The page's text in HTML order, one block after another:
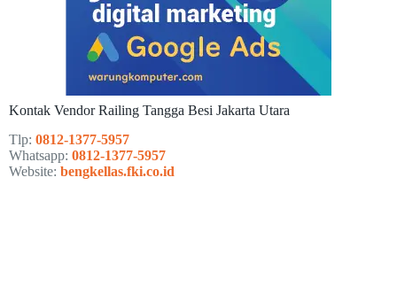
Kontak Vendor Railing Tangga Besi Jakarta Utara
Tlp: 0812-1377-5957
Whatsapp: 0812-1377-5957
Website: bengkellas.fki.co.id